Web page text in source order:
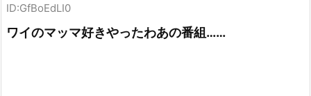
ID:GfBoEdLI0
ワイのマッマ好きやったわあの番組……